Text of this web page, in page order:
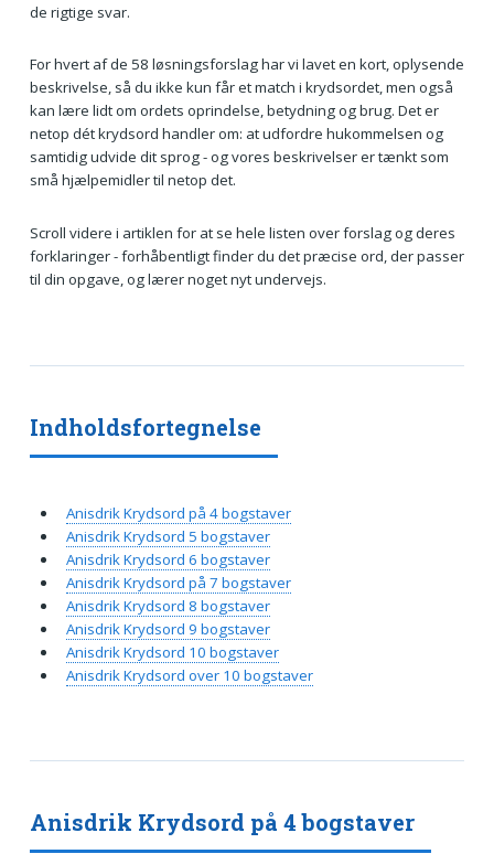
de rigtige svar.
For hvert af de 58 løsningsforslag har vi lavet en kort, oplysende
beskrivelse, så du ikke kun får et match i krydsordet, men også
kan lære lidt om ordets oprindelse, betydning og brug. Det er
netop dét krydsord handler om: at udfordre hukommelsen og
samtidig udvide dit sprog - og vores beskrivelser er tænkt som
små hjælpemidler til netop det.
Scroll videre i artiklen for at se hele listen over forslag og deres
forklaringer - forhåbentligt finder du det præcise ord, der passer
til din opgave, og lærer noget nyt undervejs.
Anisdrik Krydsord på 4 bogstaver
Indholdsfortegnelse
Anisdrik Krydsord på 4 bogstaver
Anisdrik Krydsord 5 bogstaver
Anisdrik Krydsord 6 bogstaver
Anisdrik Krydsord på 7 bogstaver
Anisdrik Krydsord 8 bogstaver
Anisdrik Krydsord 9 bogstaver
Anisdrik Krydsord 10 bogstaver
Anisdrik Krydsord over 10 bogstaver